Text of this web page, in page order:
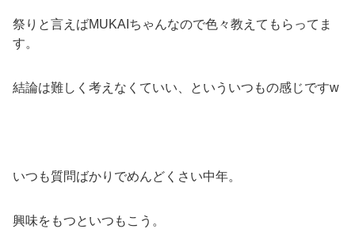
祭りと言えばMUKAIちゃんなので色々教えてもらってま
す。
結論は難しく考えなくていい、といういつもの感じですw
いつも質問ばかりでめんどくさい中年。
興味をもつといつもこう。